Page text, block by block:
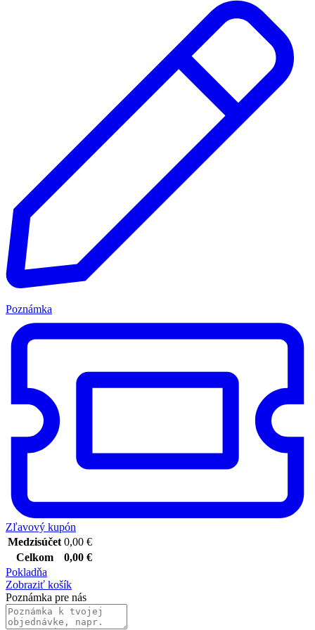
Poznámka
Zľavový kupón
Medzisúčet 0,00 €
Celkom
0,00 €
Pokladňa
Zobraziť košík
Poznámka pre nás